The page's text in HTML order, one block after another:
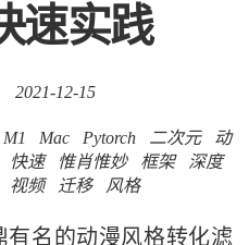
速实践
2021-12-15
M1 Mac Pytorch 二次元
动
快速 惟肖惟妙 框架
深度
视频 迁移 风格
名的动漫风格转化滤